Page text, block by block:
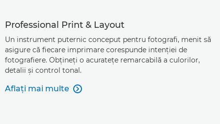
Professional Print & Layout
Un instrument puternic conceput pentru fotografi, menit să
asigure că fiecare imprimare corespunde intenţiei de
fotografiere. Obţineţi o acurateţe remarcabilă a culorilor,
detalii şi control tonal.
Aflaţi mai multe 